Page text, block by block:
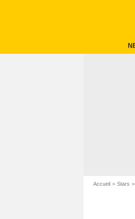
Accueil Stars